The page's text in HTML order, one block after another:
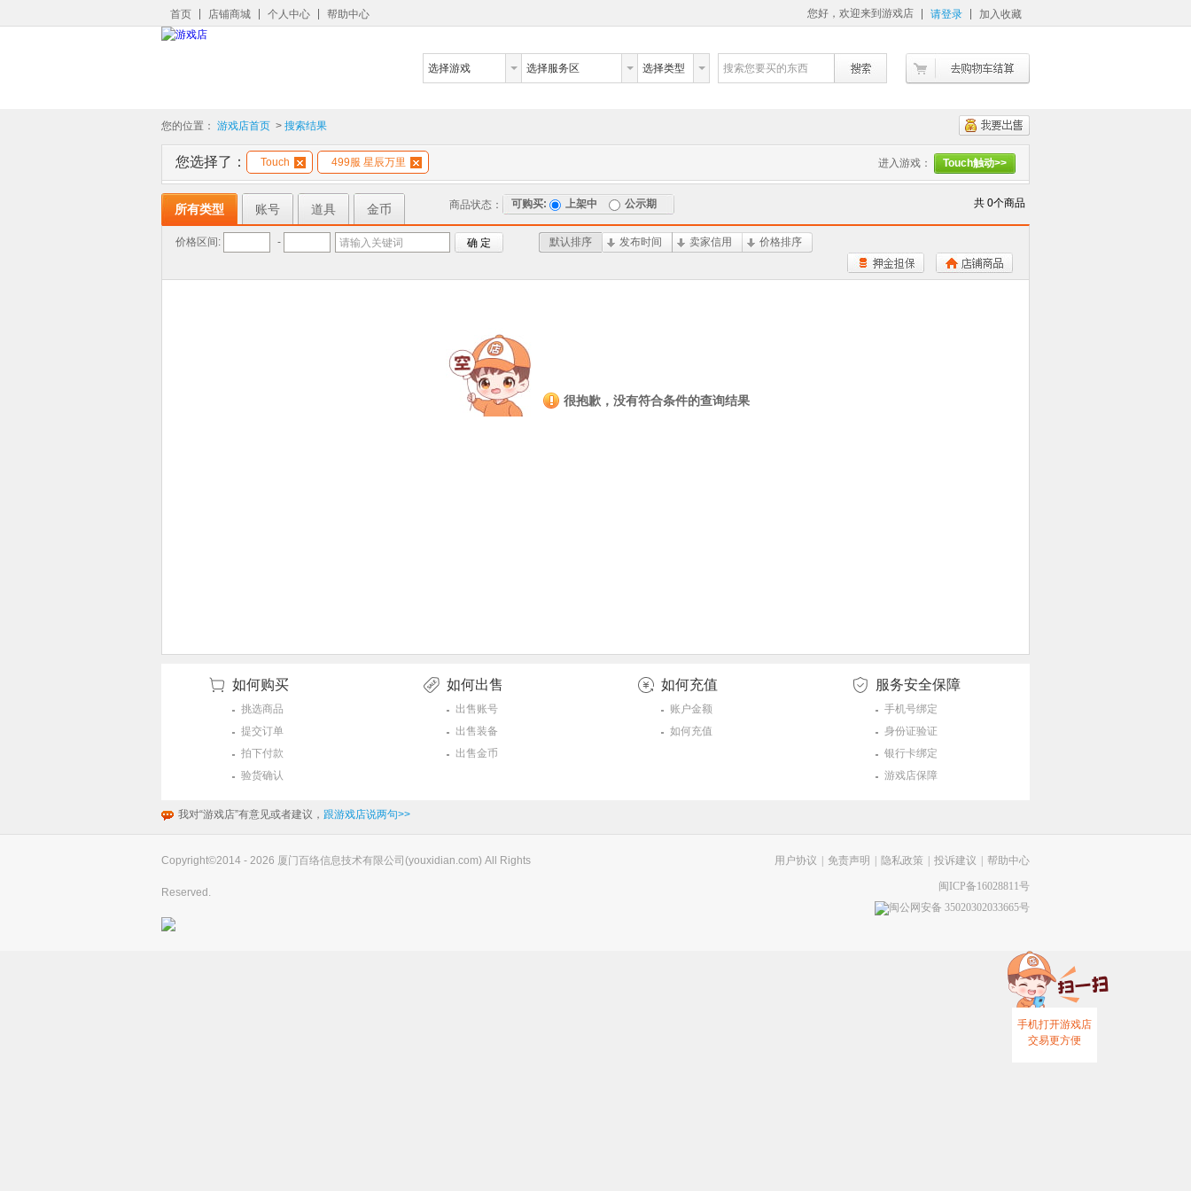
您好，欢迎来到游戏店 请登录 加入收藏
首页 店铺商城 个人中心 帮助中心
选择游戏 选择服务区 选择类型 搜索您要买的东西
您的位置： 游戏店首页 > 搜索结果
您选择了： Touch 499服 星辰万里 进入游戏： Touch触动>>
所有类型 账号 道具 金币 共 0个商品
商品状态： 可购买: 上架中 公示期
价格区间: - 请输入关键词 确 定 默认排序 发布时间 卖家信用 价格排序
很抱歉，没有符合条件的查询结果
如何购买
挑选商品
提交订单
拍下付款
验货确认
如何出售
出售账号
出售装备
出售金币
如何充值
账户金额
如何充值
服务安全保障
手机号绑定
身份证验证
银行卡绑定
游戏店保障
我对“游戏店”有意见或者建议， 跟游戏店说两句>>
Copyright©2014 - 2026 厦门百络信息技术有限公司(youxidian.com) All Rights
Reserved.
帮助中心
投诉建议
隐私政策
免责声明
用户协议
闽ICP备16028811号
闽公网安备 35020302033665号
手机打开游戏店
交易更方便